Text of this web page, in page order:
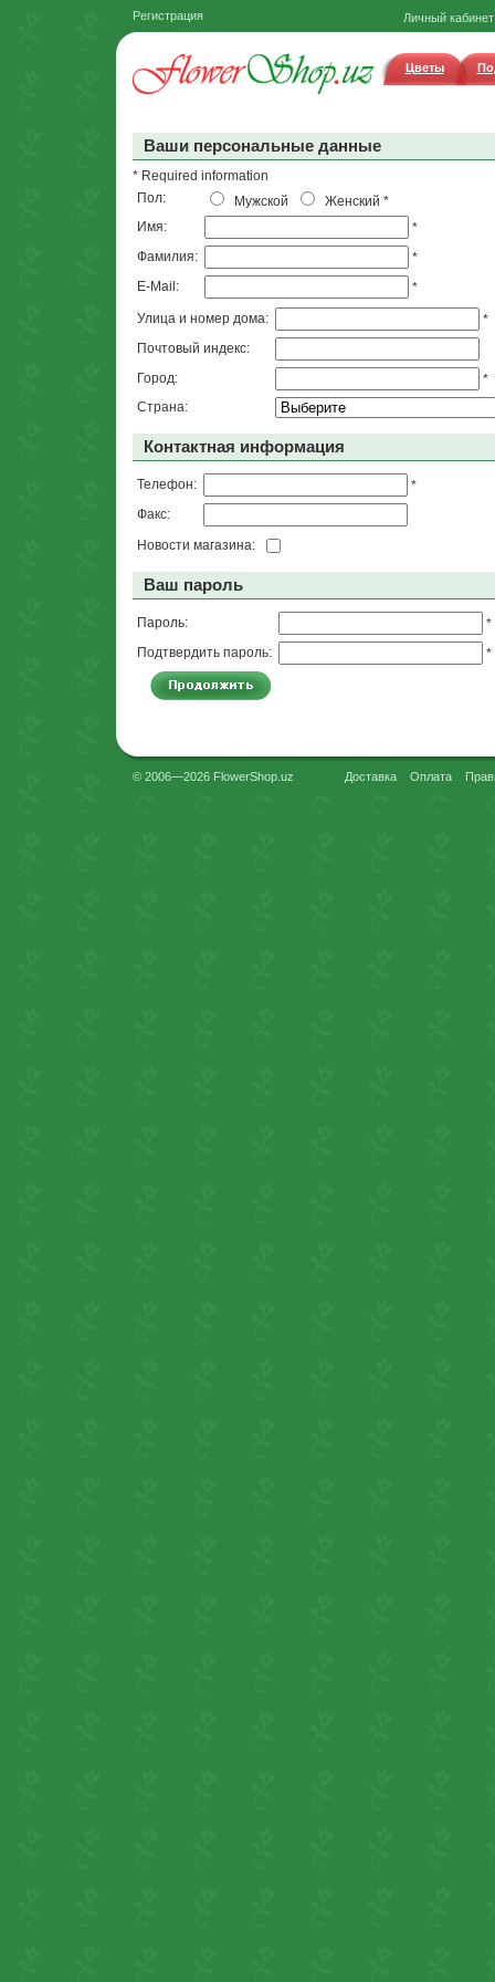
Регистрация Личный кабинет
Цветы
Ваши персональные данные
* Required information
Пол:
Мужской Женский *
Имя:
*
Фамилия:
*
E-Mail:
*
Улица и номер дома:
*
Почтовый индекс:
Город:
*
Страна:
Контактная информация
Телефон:
*
Факс:
Новости магазина:
Ваш пароль
Пароль:
*
Подтвердить пароль:
*
© 2006—2026 FlowerShop.uz Доставка Оплата